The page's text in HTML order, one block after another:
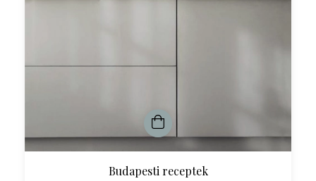
Budapesti receptek